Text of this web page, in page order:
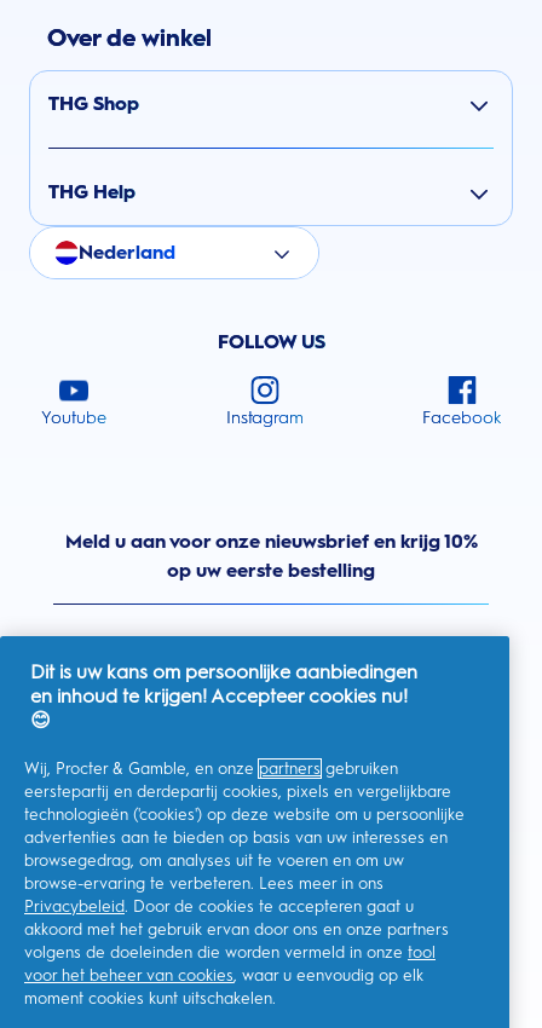
Over de winkel
THG Shop
THG Help
Nederland
FOLLOW US
Youtube Instagram Facebook
Meld u aan voor onze nieuwsbrief en krijg 10%
op uw eerste bestelling
Ik geef toestemming voor het ontvangen van
gepersonaliseerde communicatie met betrekking tot
aanbiedingen, nieuws en andere promotionele initiatieven van
Oral-B en andere P&G-merkenvia e-mail en online kanalen. Ik
kan me op elk momentafmelden.
Procter & Gamble, als verwerkingsverantwoordelijke, zal uw
persoonlijke gegevens verwerken zodat u zich bij deze site kunt
registreren en de interactie kunt aangaan met de aangeboden
diensten en zodat P&G u, afhankelijk van uw toestemming,
relevante commerciële berichten kan sturen, waaronder
gepersonaliseerde advertenties in online media. Ontdek hier
Dit is uw kans om persoonlijke aanbiedingen
en inhoud te krijgen! Accepteer cookies nu!
😊
Wij, Procter & Gamble, en onze partners gebruiken
eerstepartij en derdepartij cookies, pixels en vergelijkbare
technologieën ('cookies') op deze website om u persoonlijke
advertenties aan te bieden op basis van uw interesses en
browsegedrag, om analyses uit te voeren en om uw
browse-ervaring te verbeteren. Lees meer in ons
Privacybeleid. Door de cookies te accepteren gaat u
akkoord met het gebruik ervan door ons en onze partners
volgens de doeleinden die worden vermeld in onze tool
voor het beheer van cookies, waar u eenvoudig op elk
moment cookies kunt uitschakelen.